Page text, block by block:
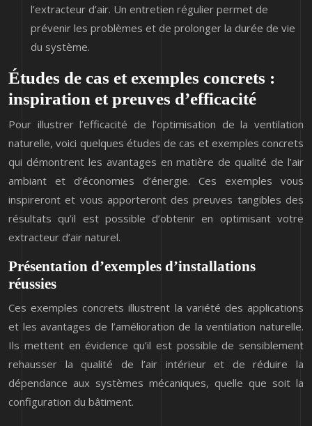
l’extracteur d’air. Un entretien régulier permet de
prévenir les problèmes et de prolonger la durée de vie
du système.
Études de cas et exemples concrets :
inspiration et preuves d’efficacité
Pour illustrer l’efficacité de l’optimisation de la ventilation
naturelle, voici quelques études de cas et exemples concrets
qui démontrent les avantages en matière de qualité de l’air
ambiant et d’économies d’énergie. Ces exemples vous
inspireront et vous apporteront des preuves tangibles des
résultats qu’il est possible d’obtenir en optimisant votre
extracteur d’air naturel.
Présentation d’exemples d’installations
réussies
Ces exemples concrets illustrent la variété des applications
et les avantages de l’amélioration de la ventilation naturelle.
Ils mettent en évidence qu’il est possible de sensiblement
rehausser la qualité de l’air intérieur et de réduire la
dépendance aux systèmes mécaniques, quelle que soit la
configuration du bâtiment.